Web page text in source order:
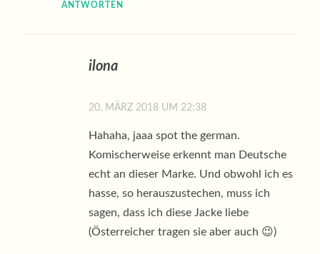
ANTWORTEN
ilona
20. MÄRZ 2018 UM 22:38
Hahaha, jaaa spot the german.
Komischerweise erkennt man Deutsche
echt an dieser Marke. Und obwohl ich es
hasse, so herauszustechen, muss ich
sagen, dass ich diese Jacke liebe
(Österreicher tragen sie aber auch 😉)